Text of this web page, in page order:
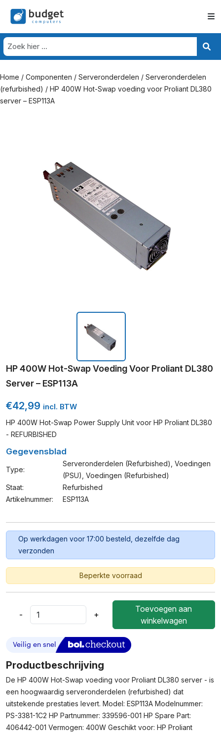
Home / Componenten / Serveronderdelen / Serveronderdelen
(refurbished) / HP 400W Hot-Swap voeding voor Proliant DL380
server – ESP113A
HP 400W Hot-Swap Voeding Voor Proliant DL380
Server – ESP113A
€42,99 incl. BTW
HP 400W Hot-Swap Power Supply Unit voor HP Proliant DL380
- REFURBISHED
Gegevensblad
Type:
Serveronderdelen (refurbished) Voedingen
(PSU) Voedingen (refurbished)
Staat:
Refurbished
Artikelnummer:
ESP113A
Op werkdagen voor 17:00 besteld, dezelfde dag
verzonden
Beperkte voorraad
-
Hot-
Swap
Voeding
Voor
Proliant
DL380
Server
-
ESP113A
+
Toevoegen aan
winkelwagen
Productbeschrijving
De HP 400W Hot-Swap voeding voor Proliant DL380 server - is
een hoogwaardig serveronderdelen (refurbished) dat
uitstekende prestaties levert. Model: ESP113A Modelnummer:
PS-3381-1C2 HP Partnummer: 339596-001 HP Spare Part:
406442-001 Vermogen: 400W Geschikt voor: HP Proliant